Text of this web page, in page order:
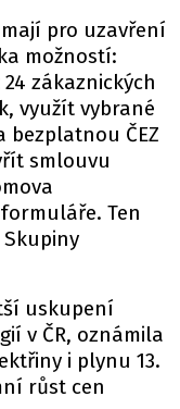
pro uzavření
možností:
zákaznických
využít vybrané
bezplatnou ČEZ
smlouvu
Ten
uskupení
v ČR, oznámila
i plynu 13.
růst cen